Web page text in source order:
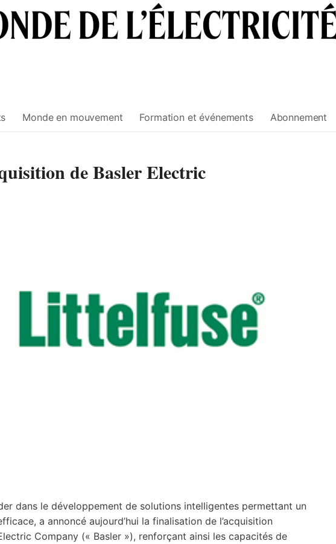
Monde en mouvement Formation et événements Abonnement
de Basler Electric
dans le développement de solutions intelligentes permettant un
a annoncé aujourd’hui la finalisation de l’acquisition
Company (« Basler »), renforçant ainsi les capacités de